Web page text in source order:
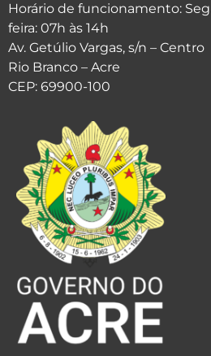
Horário de funcionamento:
feira: 07h às 14h
Av. Getúlio Vargas, s/n – Centro
Rio Branco – Acre
CEP: 69900-100